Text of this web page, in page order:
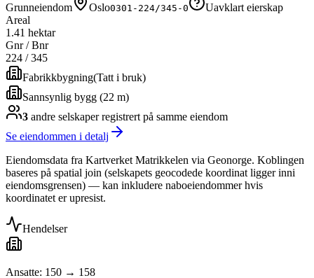
Grunneiendom
Oslo0301-224/345-0
Uavklart eierskap
Areal
1.41 hektar
Gnr / Bnr
224 /345
Fabrikkbygning(Tatt i bruk)
Sannsynlig bygg (22 m)
3 andre selskaperregistrert på samme eiendom
Se eiendommen i detalj
Eiendomsdata fra Kartverket Matrikkelen via Geonorge. Koblingen
baseres på spatial join (selskapets geocodede koordinat ligger inni
eiendomsgrensen) — kan inkludere naboeiendommer hvis
koordinatet er upresist.
Hendelser
Ansatte: 150 → 158